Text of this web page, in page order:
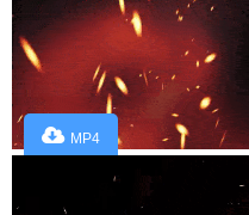
MP4